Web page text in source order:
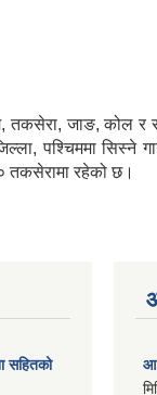
तकसेरा, जाङ,
पश्चिममा सिस्ने
तकसेरामा रहेको छ।
सहितको